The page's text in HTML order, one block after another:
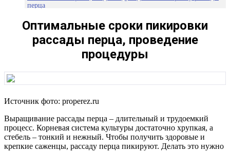
перца
Технологические особенности пикировки: подготовка к
процедуре и ее проведение
Оптимальные сроки пикировки
рассады перца, проведение
процедуры
Источник фото: properez.ru
Выращивание рассады перца – длительный и трудоемкий
процесс. Корневая система культуры достаточно хрупкая, а
стебель – тонкий и нежный. Чтобы получить здоровые и
крепкие саженцы, рассаду перца пикируют. Делать это нужно